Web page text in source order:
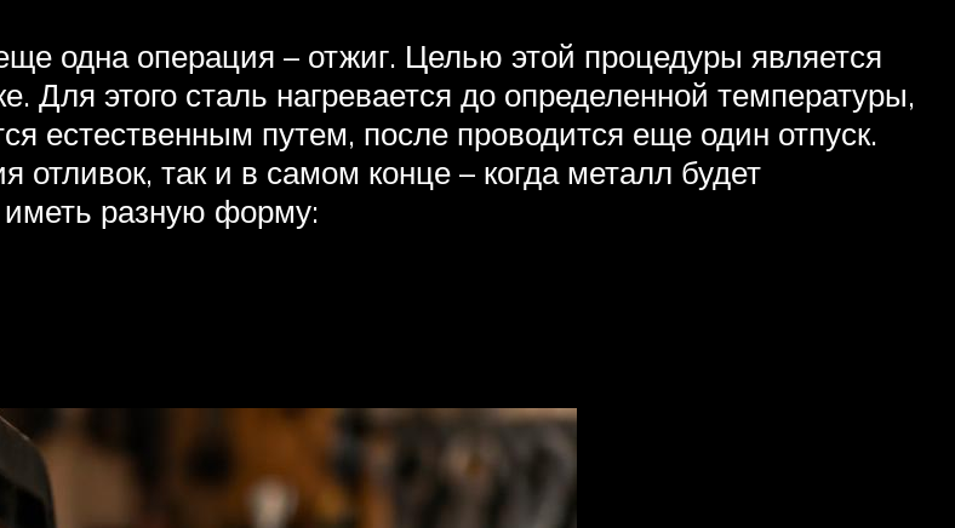
одна операция – отжиг. Целью этой процедуры является
Для этого сталь нагревается до определенной температуры,
естественным путем, после проводится еще один отпуск.
отливок, так и в самом конце – когда металл будет
иметь разную форму: